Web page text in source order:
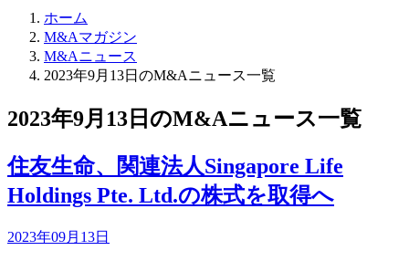
ホーム
M&Aマガジン
M&Aニュース
2023年9月13日のM&Aニュース一覧
2023年9月13日のM&Aニュース一覧
住友生命、関連法人Singapore Life
Holdings Pte. Ltd.の株式を取得へ
2023年09月13日